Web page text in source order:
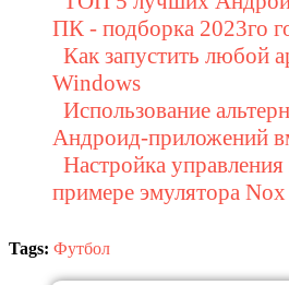
ПК - подборка 2023го
Как запустить любой
Windows
Использование
Андроид-приложений
Настройка
примере эмулятора Nox
Tags: Футбол